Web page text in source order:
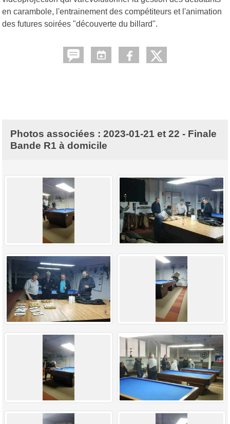
en carambole, l'entrainement des compétiteurs et l'animation
des futures soirées "découverte du billard".
Photos associées : 2023-01-21 et 22 - Finale
Bande R1 à domicile